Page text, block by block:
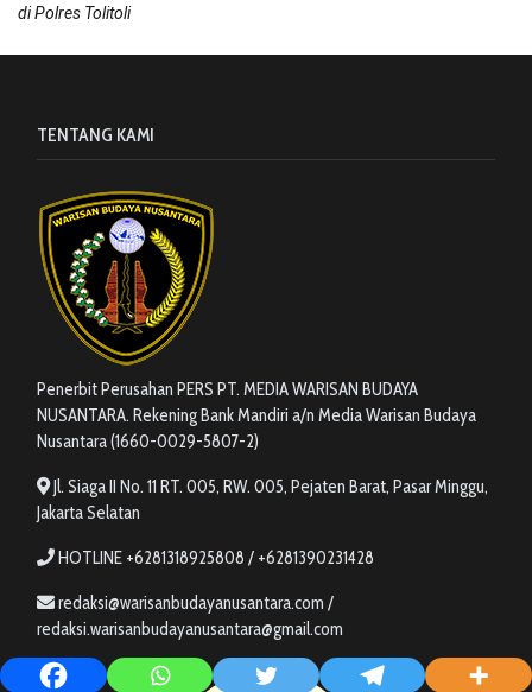
di Polres Tolitoli
TENTANG KAMI
Penerbit Perusahan PERS PT. MEDIA WARISAN BUDAYA
NUSANTARA. Rekening Bank Mandiri a/n Media Warisan Budaya
Nusantara (1660-0029-5807-2)
Jl. Siaga II No. 11 RT. 005, RW. 005, Pejaten Barat, Pasar Minggu,
Jakarta Selatan
HOTLINE +6281318925808 / +6281390231428
redaksi@warisanbudayanusantara.com /
redaksi.warisanbudayanusantara@gmail.com